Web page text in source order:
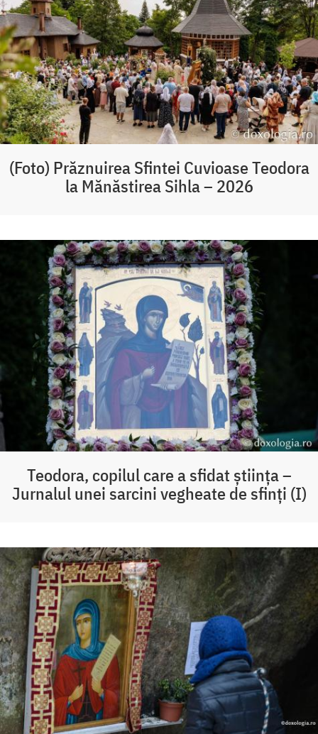
(Foto) Prăznuirea Sfintei Cuvioase Teodora
la Mănăstirea Sihla – 2026
Teodora, copilul care a sfidat știința –
Jurnalul unei sarcini vegheate de sfinți (I)